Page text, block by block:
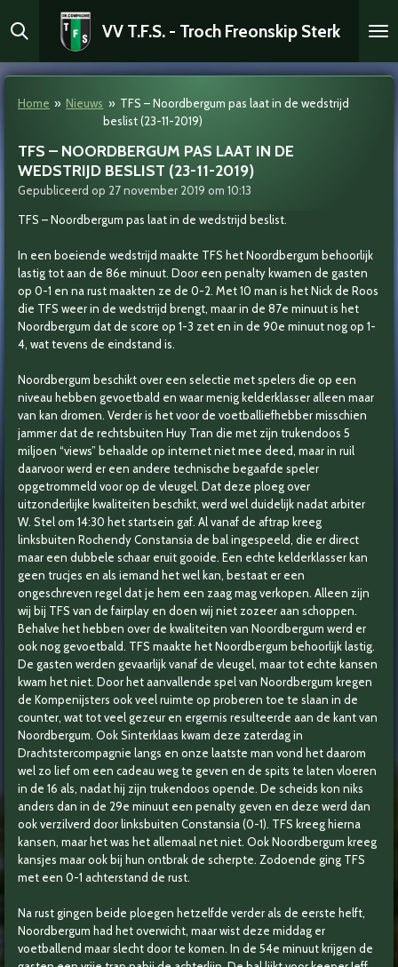
direct
de
VV T.F.S. - Troch Freonskip Sterk
Home » Nieuws » TFS – Noordbergum pas laat in de wedstrijd
beslist (23-11-2019)
TFS – NOORDBERGUM PAS LAAT IN DE
WEDSTRIJD BESLIST (23-11-2019)
Gepubliceerd op 27 november 2019 om 10:13
TFS – Noordbergum pas laat in de wedstrijd beslist.
In een boeiende wedstrijd maakte TFS het Noordbergum behoorlijk
lastig tot aan de 86e minuut. Door een penalty kwamen de gasten
op 0-1 en na rust maakten ze de 0-2. Met 10 man is het Nick de Roos
die TFS weer in de wedstrijd brengt, maar in de 87e minuut is het
Noordbergum dat de score op 1-3 zet en in de 90e minuut nog op 1-
4, wat tevens de eindstand is.
Noordbergum beschikt over een selectie met spelers die op een
niveau hebben gevoetbald en waar menig kelderklasser alleen maar
van kan dromen. Verder is het voor de voetballiefhebber misschien
jammer dat de rechtsbuiten Huy Tran die met zijn trukendoos 5
miljoen “views” behaalde op internet niet mee deed, maar in ruil
daarvoor werd er een andere technische begaafde speler
opgetrommeld voor op de vleugel. Dat deze ploeg over
uitzonderlijke kwaliteiten beschikt, werd wel duidelijk nadat arbiter
W. Stel om 14:30 het startsein gaf. Al vanaf de aftrap kreeg
linksbuiten Rochendy Constansia de bal ingespeeld, die er direct
maar een dubbele schaar eruit gooide. Een echte kelderklasser kan
geen trucjes en als iemand het wel kan, bestaat er een
ongeschreven regel dat je hem een zaag mag verkopen. Alleen zijn
wij bij TFS van de fairplay en doen wij niet zozeer aan schoppen.
Behalve het hebben over de kwaliteiten van Noordbergum werd er
ook nog gevoetbald. TFS maakte het Noordbergum behoorlijk lastig.
De gasten werden gevaarlijk vanaf de vleugel, maar tot echte kansen
kwam het niet. Door het aanvallende spel van Noordbergum kregen
de Kompenijsters ook veel ruimte op proberen toe te slaan in de
counter, wat tot veel gezeur en ergernis resulteerde aan de kant van
Noordbergum. Ook Sinterklaas kwam deze zaterdag in
Drachtstercompagnie langs en onze laatste man vond het daarom
wel zo lief om een cadeau weg te geven en de spits te laten vloeren
in de 16 als, nadat hij zijn trukendoos opende. De scheids kon niks
anders dan in de 29e minuut een penalty geven en deze werd dan
ook verzilverd door linksbuiten Constansia (0-1). TFS kreeg hierna
kansen, maar het was het allemaal net niet. Ook Noordbergum kreeg
kansjes maar ook bij hun ontbrak de scherpte. Zodoende ging TFS
met een 0-1 achterstand de rust.
Na rust gingen beide ploegen hetzelfde verder als de eerste helft,
Noordbergum had het overwicht, maar wist deze middag er
voetballend maar slecht door te komen. In de 54e minuut krijgen de